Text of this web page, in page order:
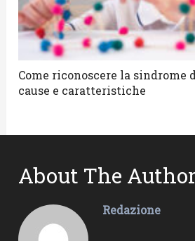
Come riconoscere la sindrome
cause e caratteristiche
About The
Redazione